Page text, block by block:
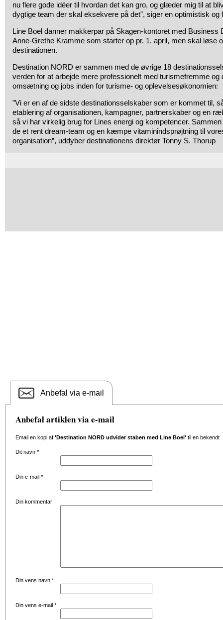
nu flere gode idéer til hvordan det kan gro, og glæder mig til at
dygtige team der skal eksekvere på det”, siger en optimistisk og
Line Boel danner makkerpar på Skagen-kontoret med Business
Anne-Grethe Kramme som starter op pr. 1. april, men skal løse
destinationen.
Destination NORD er sammen med de øvrige 18
verden for at arbejde mere professionelt med turismefremme og
omsætning og jobs inden for turisme- og oplevelsesøkonomien:
”Vi er en af de sidste destinationsselskaber som er kommet til,
etablering af organisationen, kampagner, partnerskaber og en
så vi har virkelig brug for Lines energi og kompetencer.
de et rent dream-team og en kæmpe vitaminindsprøjtning til
organisation”, uddyber destinationens direktør Tonny S. Thorup
Anbefal via e-mail
Anbefal artiklen via e-mail
Email en kopi af 'Destination NORD udvider staben med Line Boel' til en bekendt
Dit navn *
Din e-mail *
Din kommentar
Din vens navn *
Din vens e-mail *